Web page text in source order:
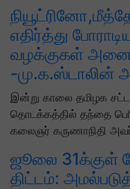
எதிர்த்து
வழக்குகள்
-மு.க.ஸ்டாலின்
இன்று காலை தமிழக
தொடக்கத்தில் தந்தை
கலைஞர் கருணாநிதி
ஜூலை 31க்குள்
திட்டம்: